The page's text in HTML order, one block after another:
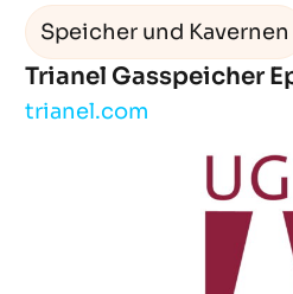
Speicher und Kavernen
Trianel Gasspeicher
trianel.com